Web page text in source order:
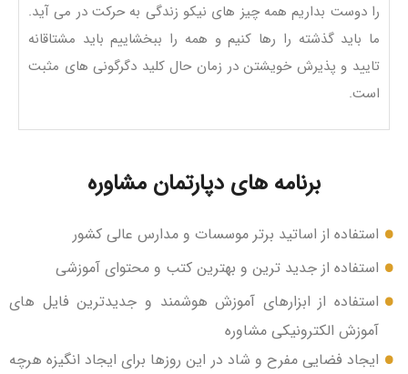
را دوست بداریم همه چیز های نیکو زندگی به حرکت در می آید.
ما باید گذشته را رها کنیم و همه را ببخشاییم باید مشتاقانه
تایید و پذیرش خویشتن در زمان حال کلید دگرگونی های مثبت
است.
برنامه های دپارتمان مشاوره
استفاده از اساتید برتر موسسات و مدارس عالی کشور
استفاده از جدید ترین و بهترین کتب و محتوای آموزشی
استفاده از ابزارهای آموزش هوشمند و جدیدترین فایل های
آموزش الکترونیکی مشاوره
ایجاد فضایی مفرح و شاد در این روزها برای ایجاد انگیزه هرچه